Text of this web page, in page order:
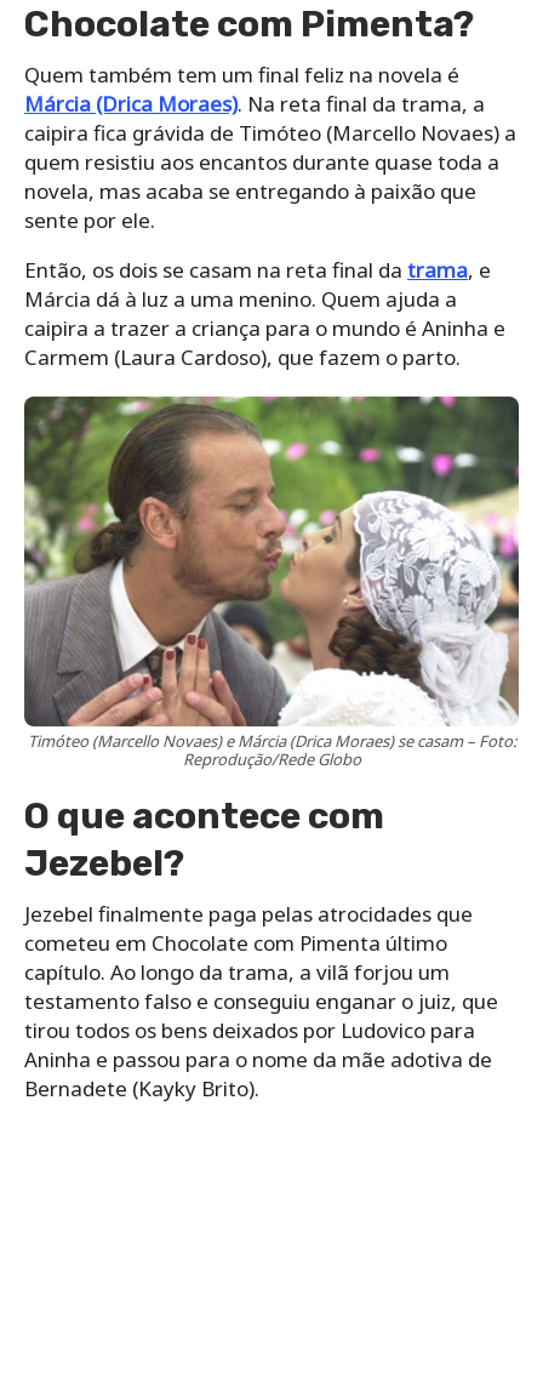
Chocolate com Pimenta?
Quem também tem um final feliz na novela é
Márcia (Drica Moraes). Na reta final da trama, a
caipira fica grávida de Timóteo (Marcello Novaes) a
quem resistiu aos encantos durante quase toda a
novela, mas acaba se entregando à paixão que
sente por ele.
Então, os dois se casam na reta final da trama, e
Márcia dá à luz a uma menino. Quem ajuda a
caipira a trazer a criança para o mundo é Aninha e
Carmem (Laura Cardoso), que fazem o parto.
Timóteo (Marcello Novaes) e Márcia (Drica Moraes) se casam – Foto:
Reprodução/Rede Globo
O que acontece com
Jezebel?
Jezebel finalmente paga pelas atrocidades que
cometeu em Chocolate com Pimenta último
capítulo. Ao longo da trama, a vilã forjou um
testamento falso e conseguiu enganar o juiz, que
tirou todos os bens deixados por Ludovico para
Aninha e passou para o nome da mãe adotiva de
Bernadete (Kayky Brito).